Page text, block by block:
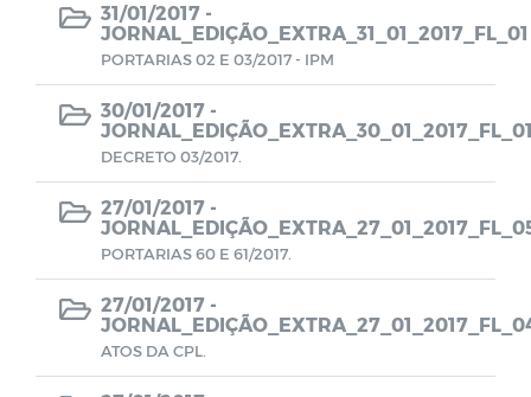
Formulários de Cadastros
Transição de Governo 2024-2025
31/01/2017 -
JORNAL_EDIÇÃO_EXTRA_31_01_2017_FL_01
PORTARIAS 02 E 03/2017 - IPM
30/01/2017 -
DECRETO 03/2017.
27/01/2017 -
PORTARIAS 60 E 61/2017.
27/01/2017 -
ATOS DA CPL.